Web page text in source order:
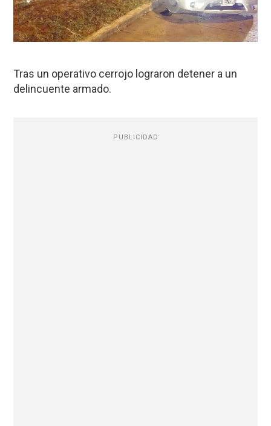
Tras un operativo cerrojo lograron detener a un
delincuente armado.
PUBLICIDAD